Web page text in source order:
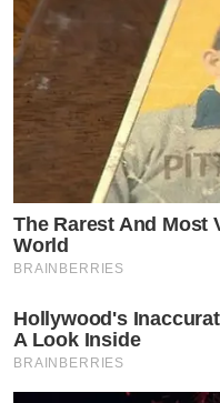
by TVPOOL ONLINE
The Rarest And Most
World
BRAINBERRIES
Hollywood's
A Look Inside
BRAINBERRIES